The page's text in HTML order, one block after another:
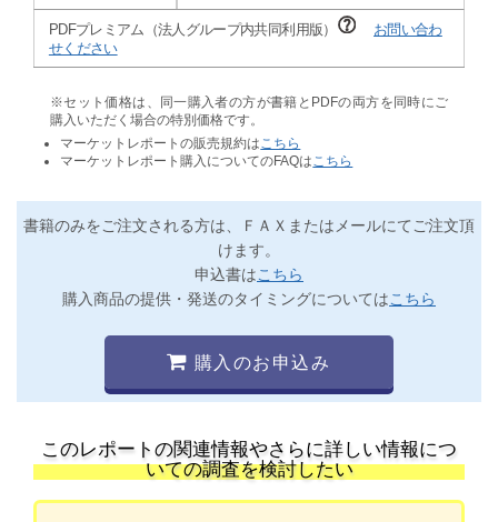
PDFプレミアム（法人グループ内共同利用版）
お問い合わ
せください
※セット価格は、同一購入者の方が書籍とPDFの両方を同時にご
購入いただく場合の特別価格です。
マーケットレポートの販売規約は こちら
マーケットレポート購入についてのFAQは こちら
書籍のみをご注文される方は、ＦＡＸまたはメールにてご注文頂
けます。
申込書はこちら
購入商品の提供・発送のタイミングについてはこちら
購入のお申込み
このレポートの関連情報やさらに詳しい情報につ
いての調査を検討したい